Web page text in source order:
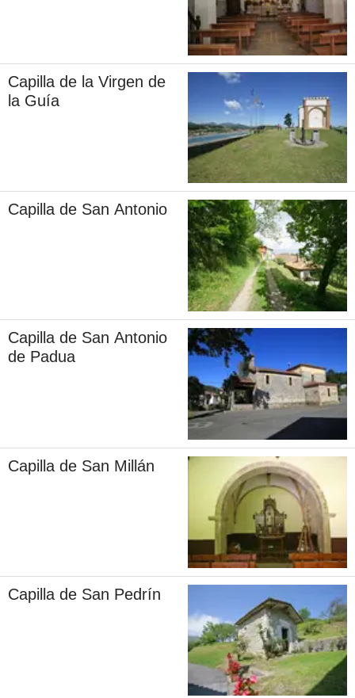
Capilla de la Virgen de
la Guía
Capilla de San Antonio
Capilla de San Antonio
de Padua
Capilla de San Millán
Capilla de San Pedrín